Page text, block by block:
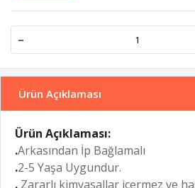
-
Ürün Açıklaması
Ürün Açıklaması:
.Arkasından İp Bağlamalı
.2-5 Yaşa Uygundur.
. Zararlı kimyasallar içermez ve